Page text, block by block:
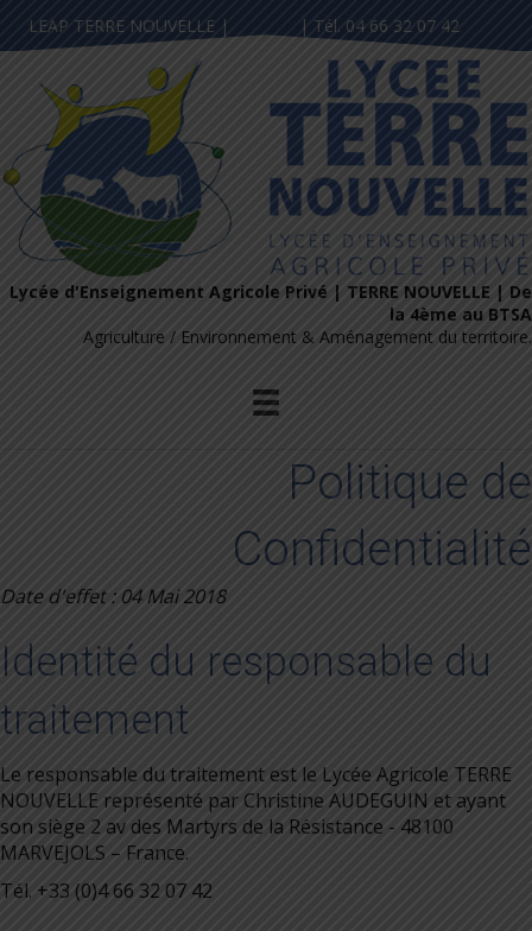
LEAP TERRE NOUVELLE | | Tél. 04 66 32 07 42
Lycée d'Enseignement Agricole Privé | TERRE NOUVELLE | De
la 4ème au BTSA
Agriculture / Environnement & Aménagement du territoire.
Politique de
Confidentialité
Date d'effet : 04 Mai 2018
Identité du responsable du
traitement
Le responsable du traitement est le Lycée Agricole TERRE
NOUVELLE représenté par Christine AUDEGUIN et ayant
son siège 2 av des Martyrs de la Résistance - 48100
MARVEJOLS – France.
Tél. +33 (0)4 66 32 07 42